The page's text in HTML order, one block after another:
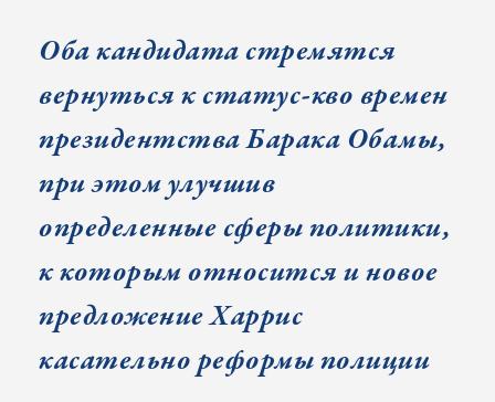
Оба кандидата стремятся
вернуться к статус-кво времен
президентства Барака Обамы,
при этом улучшив
определенные сферы политики,
к которым относится и новое
предложение Харрис
касательно реформы полиции